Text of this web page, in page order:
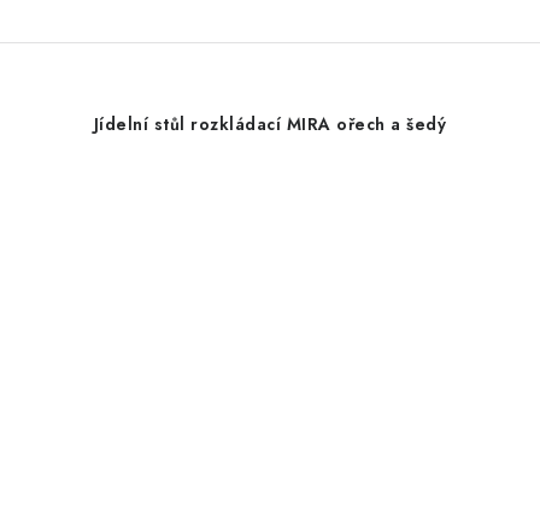
Jídelní stůl rozkládací MIRA ořech a šedý